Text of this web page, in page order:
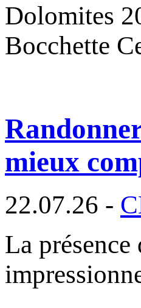
Dolomites
Bocchette
mieux
22.07.26 -
La